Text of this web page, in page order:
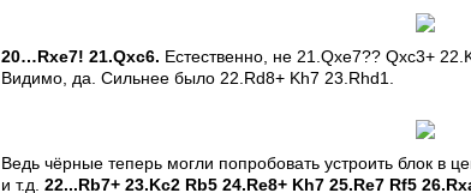
20…Rxe7! 21.Qxc6. Естественно, не 21.Qxe7?? Qxc3+
Видимо, да. Сильнее было 22.Rd8+ Kh7 23.Rhd1.
Ведь чёрные теперь могли попробовать устроить блок в
и т.д. 22...Rb7+ 23.Kc2 Rb5 24.Re8+ Kh7 25.Re7 Rf5